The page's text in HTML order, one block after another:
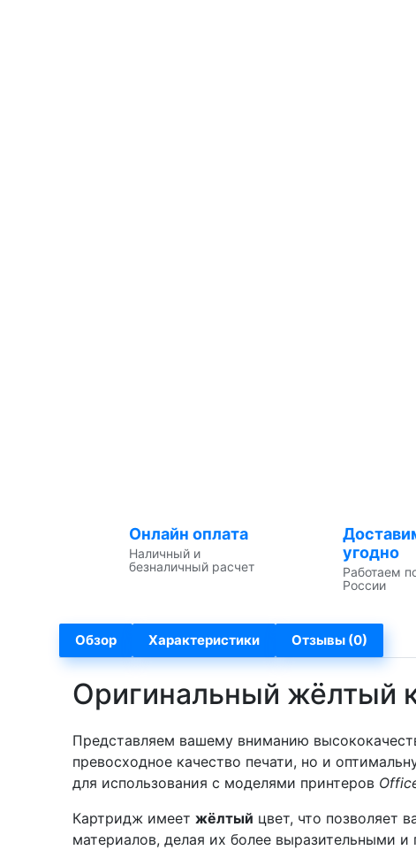
Онлайн оплата
Наличный и
безналичный расчет
угодно
Работаем
России
Обзор Характеристики Отзывы (0)
Оригинальный жёлтый
Представляем вашему вниманию
превосходное качество печати, но и
для использования с моделями принтеров
Картридж имеет жёлтый цвет, что позволяет
материалов, делая их более выразительными